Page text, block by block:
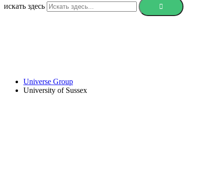
искать здесь
Universe Group
University of Sussex